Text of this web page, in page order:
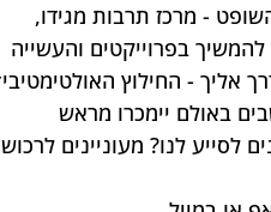
- מרכז תרבות מגידו,
בפרוייקטים והעשייה
- החילוץ
באולם יימכרו מראש
של 250 ש"ח למושב. מעוניינים לסייע לנו? מעוניינים לרכוש